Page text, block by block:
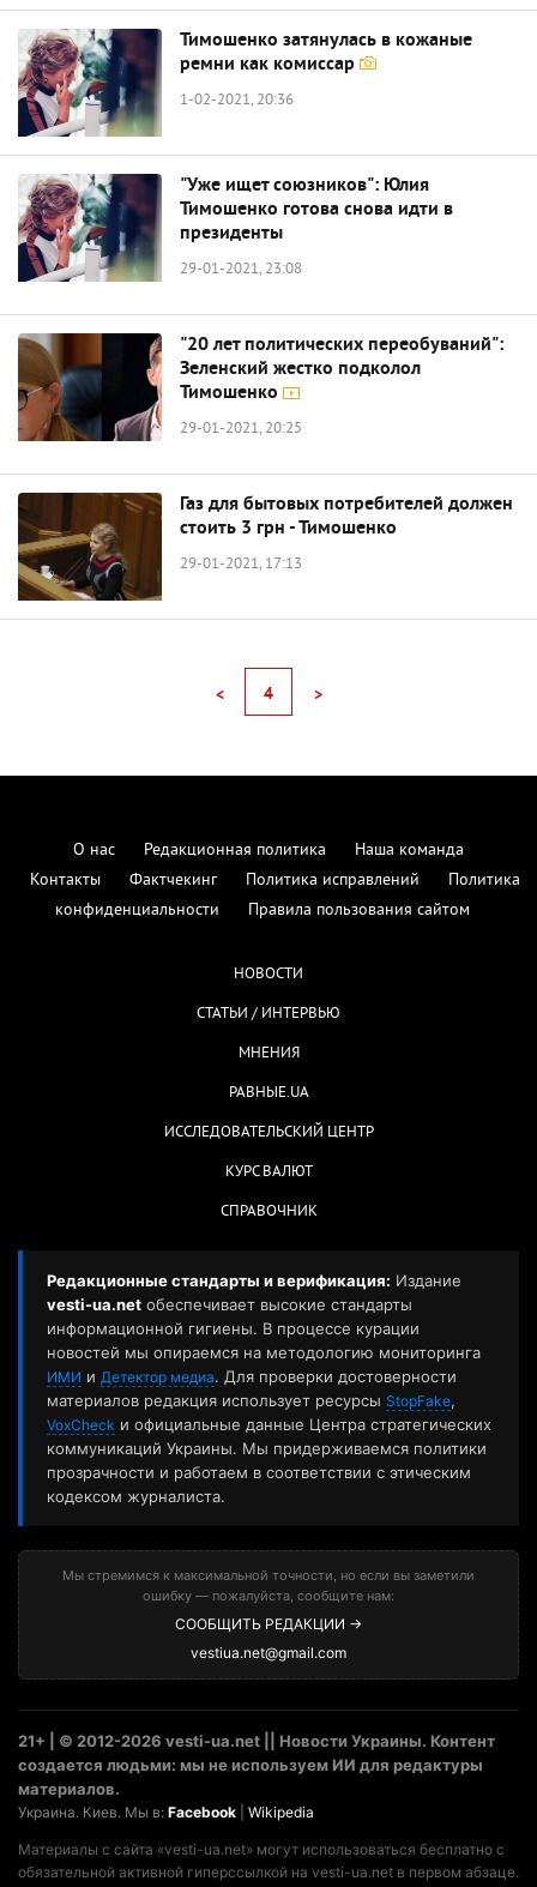
Тимошенко затянулась в кожаные
ремни как комиссар
1-02-2021, 20:36
"Уже ищет союзников": Юлия
Тимошенко готова снова идти в
президенты
29-01-2021, 23:08
"20 лет политических переобуваний":
Зеленский жестко подколол
Тимошенко
29-01-2021, 20:25
Газ для бытовых потребителей должен
стоить 3 грн - Тимошенко
29-01-2021, 17:13
< 4 >
О нас Редакционная политика
Наша команда
Контакты
Фактчекинг Политика исправлений
Политика
конфиденциальности
Правила пользования сайтом
НОВОСТИ
СТАТЬИ / ИНТЕРВЬЮ
МНЕНИЯ
РАВНЫЕ.UA
ИССЛЕДОВАТЕЛЬСКИЙ ЦЕНТР
КУРС ВАЛЮТ
СПРАВОЧНИК
Редакционные стандарты и верификация: Издание
vesti-ua.net обеспечивает высокие стандарты
информационной гигиены. В процессе курации
новостей мы опираемся на методологию мониторинга
ИМИ и Детектор медиа. Для проверки достоверности
материалов редакция использует ресурсы StopFake,
VoxCheck и официальные данные Центра стратегических
коммуникаций Украины. Мы придерживаемся политики
прозрачности и работаем в соответствии с этическим
кодексом журналиста.
Мы стремимся к максимальной точности, но если вы заметили
ошибку — пожалуйста, сообщите нам:
СООБЩИТЬ РЕДАКЦИИ →
vestiua.net@gmail.com
21+ | © 2012-2026 vesti-ua.net || Новости Украины. Контент
создается людьми: мы не используем ИИ для редактуры
материалов.
Украина. Киев. Мы в: Facebook Wikipedia
Материалы с сайта «vesti-ua.net» могут использоваться бесплатно с
обязательной активной гиперссылкой на vesti-ua.net в первом абзаце.